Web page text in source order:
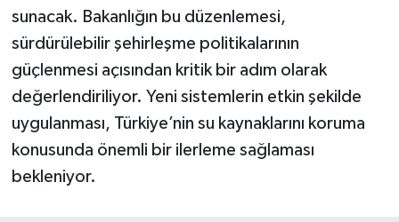
sunacak. Bakanlığın bu düzenlemesi,
sürdürülebilir şehirleşme politikalarının
güçlenmesi açısından kritik bir adım olarak
değerlendiriliyor. Yeni sistemlerin etkin şekilde
uygulanması, Türkiye’nin su kaynaklarını koruma
konusunda önemli bir ilerleme sağlaması
bekleniyor.